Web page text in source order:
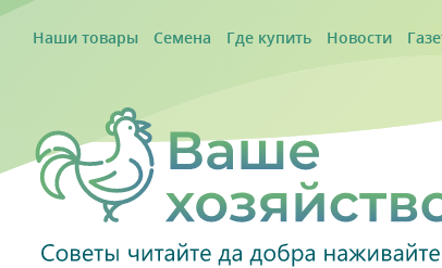
Наши товары Семена Где купить Новости